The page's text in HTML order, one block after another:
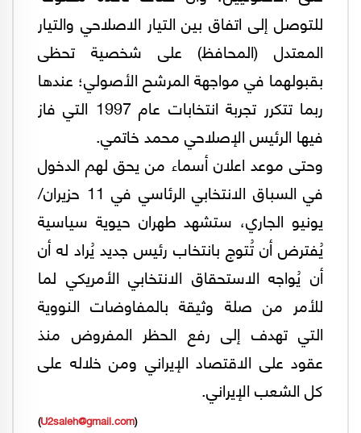
للتوصل إلى اتفاق بين التيار الاصلاحي والتيار
المعتدل (المحافظ) علی شخصية تحظی
بقبولهما في مواجهة المرشح الأصولي؛ عندها
ربما تتكرر تجربة انتخابات عام 1997 التي فاز
فيها الرئيس الإصلاحي محمد خاتمي.
وحتی موعد اعلان أسماء من يحق لهم الدخول
في السباق الانتخابي الرئاسي في 11 حزيران/
يونيو الجاري، ستشهد طهران حيوية سياسية
يُفترض أن تُتوج بانتخاب رئيس جديد يُراد له أن
أن يُواجه الاستحقاق الانتخابي الأمريكي لما
للأمر من صلة وثيقة بالمفاوضات النووية
التي تهدف إلى رفع الحظر المفروض منذ
عقود علی الاقتصاد الإيراني ومن خلاله على
كل الشعب الإيراني.
(
U2saleh@gmail.com
)